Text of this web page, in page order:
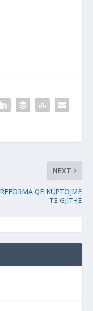
NEXT
REFORMA QË KUPTOJMË
TË GJITHË